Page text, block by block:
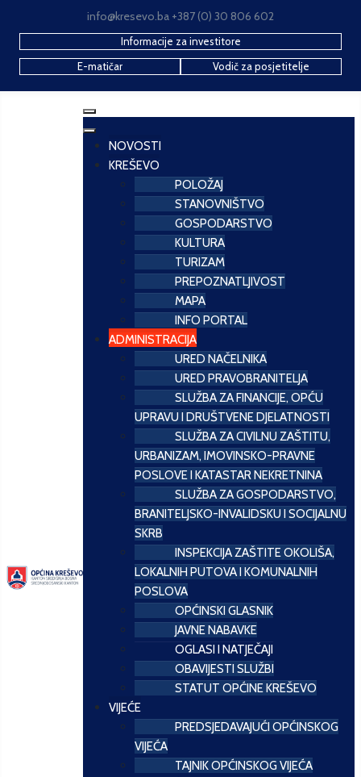
info@kresevo.ba +387 (0) 30 806 602
Informacije za investitore
E-matičar
Vodič za posjetitelje
NOVOSTI
KREŠEVO
POLOŽAJ
STANOVNIŠTVO
GOSPODARSTVO
KULTURA
TURIZAM
PREPOZNATLJIVOST
MAPA
INFO PORTAL
ADMINISTRACIJA
URED NAČELNIKA
URED PRAVOBRANITELJA
SLUŽBA ZA FINANCIJE, OPĆU
UPRAVU I DRUŠTVENE DJELATNOSTI
SLUŽBA ZA CIVILNU ZAŠTITU,
URBANIZAM, IMOVINSKO-PRAVNE
POSLOVE I KATASTAR NEKRETNINA
SLUŽBA ZA GOSPODARSTVO,
BRANITELJSKO-INVALIDSKU I SOCIJALNU
SKRB
INSPEKCIJA ZAŠTITE OKOLIŠA,
LOKALNIH PUTOVA I KOMUNALNIH
POSLOVA
OPĆINSKI GLASNIK
JAVNE NABAVKE
OGLASI I NATJEČAJI
OBAVIJESTI SLUŽBI
STATUT OPĆINE KREŠEVO
VIJEĆE
PREDSJEDAVAJUĆI OPĆINSKOG
VIJEĆA
TAJNIK OPĆINSKOG VIJEĆA